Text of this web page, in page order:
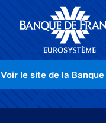
Voir le site de la